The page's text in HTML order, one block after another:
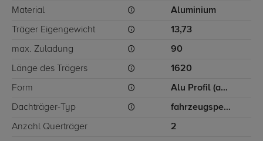
Material Aluminium
Träger Eigengewicht 13,73
max. Zuladung 90
Länge des Trägers 1620
Form Alu Profil (ausziehbar)
Dachträger-Typ fahrzeugspezifisch
Anzahl Querträger 2